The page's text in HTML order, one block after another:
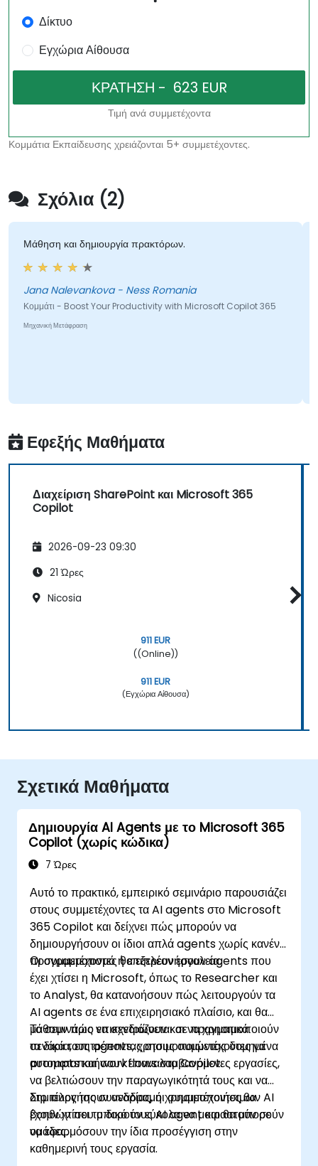
Δίκτυο
Εγχώρια Αίθουσα
Τιμή ανά συμμετέχοντα
Κομμάτια Εκπαίδευσης χρειάζονται 5+ συμμετέχοντες.
Σχόλια (2)
και δημιουργία πρακτόρων.
Nalevankova - Ness Romania
- Boost Your Productivity with Microsoft Copilot 365
Μετάφραση
Εφεξής Μαθήματα
Διαχείριση SharePoint και Microsoft 365
Copilot
2026-09-23 09:30
21 Ώρες
Nicosia
911 EUR
((Online))
911 EUR
(Εγχώρια Αίθουσα)
Σχετικά Μαθήματα
Δημιουργία AI Agents με το Microsoft 365
Copilot (χωρίς κώδικα)
7 Ώρες
Αυτό το πρακτικό, εμπειρικό σεμινάριο παρουσιάζει
στους συμμετέχοντες τα AI agents στο Microsoft
365 Copilot και δείχνει πώς μπορούν να
δημιουργήσουν οι ίδιοι απλά agents χωρίς κανένα
προγραμματισμό ή επιπλέον εργαλεία.
Οι συμμετέχοντες θα εξερευνήσουν agents που
έχει χτίσει η Microsoft, όπως το Researcher και
το Analyst, θα κατανοήσουν πώς λειτουργούν τα
AI agents σε ένα επιχειρησιακό πλαίσιο, και θα
μάθουν πώς να σχεδιάζουν και να χρησιμοποιούν
τα δικά τους agents, χρησιμοποιώντας δομημένα
prompts και workflows στο Copilot.
Το σεμινάριο επικεντρώνεται σε πραγματικά
σενάρια, επιτρέποντας στους συμμετέχοντες να
αυτοματοποιήσουν επαναλαμβανόμενες εργασίες,
να βελτιώσουν την παραγωγικότητά τους και να
δημιουργήσουν αναδρομή χρησιμοποιήσιμων AI
βοηθών που μπορούν εύκολα να μοιραστούν σε
ομάδες.
Στο τέλος της συνεδρίας, οι συμμετέχοντες θα
έχουν χτίσει το δικό τους AI agent και θα μπορούν
να εφαρμόσουν την ίδια προσέγγιση στην
καθημερινή τους εργασία.